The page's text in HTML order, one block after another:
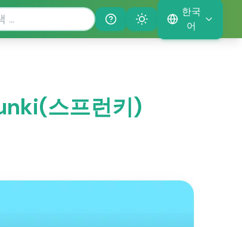
Help
Theme
한국
어
스프런키)